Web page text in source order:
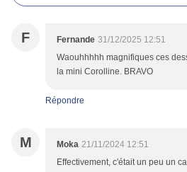
F Fernande 31/12/2025 12:51
Waouhhhhh magnifiques ces
la mini Corolline. BRAVO
Répondre
M Moka 21/11/2024 12:51
Effectivement, c'était un peu un